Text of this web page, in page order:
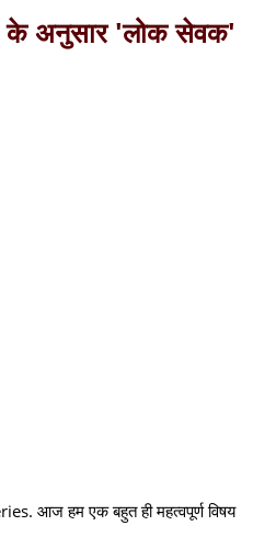
के अनुसार 'लोक सेवक'
आज हम एक बहुत ही महत्वपूर्ण विषय